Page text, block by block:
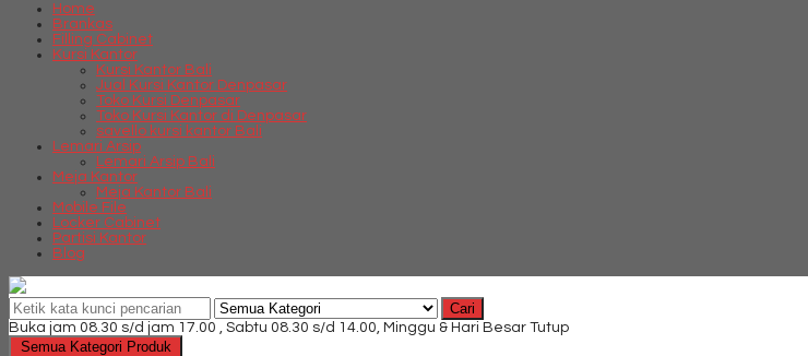
Home
Brankas
Filling Cabinet
Kursi Kantor
Kursi Kantor Bali
Jual Kursi Kantor Denpasar
Toko Kursi Denpasar
Toko Kursi Kantor di Denpasar
savello kursi kantor Bali
Lemari Arsip
Lemari Arsip Bali
Meja Kantor
Meja Kantor Bali
Mobile File
Locker Cabinet
Partisi Kantor
Blog
Cari
Buka jam 08.30 s/d jam 17.00 , Sabtu 08.30 s/d 14.00, Minggu & Hari Besar Tutup
Semua Kategori Produk